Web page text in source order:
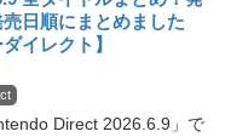
日順にまとめました
イレクト】
Direct 2026.6.9」で